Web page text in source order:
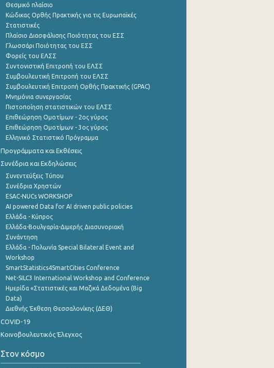
Θεσμικό πλαίσιο
Κώδικας Ορθής Πρακτικής για τις Ευρωπαϊκές
Στατιστικές
Πλαίσιο Διασφάλισης Ποιότητας του ΕΣΣ
Γλωσσάρι Ποιότητας του ΕΣΣ
Φορείς του ΕΛΣΣ
Συντονιστική Επιτροπή του ΕΛΣΣ
Συμβουλευτική Επιτροπή του ΕΛΣΣ
Συμβουλευτική Επιτροπή Ορθής Πρακτικής (GPAC)
Μνημόνια συνεργασίας
Πιστοποίηση στατιστικών του ΕΛΣΣ
Επιθεώρηση Ομοτίμων - 2ος γύρος
Επιθεώρηση Ομοτίμων - 3ος γύρος
Ελληνικό Στατιστικό Πρόγραμμα
Προγράμματα και Εκθέσεις
Συνέδρια και Εκδηλώσεις
Συνεντεύξεις Τύπου
Συνέδρια Χρηστών
ESAC-NUCs WORKSHOP
AI powered Data for AI driven public policies
Ελλάδα - Κύπρος
Ελλάδα-Βουλγαρία-Διμερής Διασυνοριακή
Συνάντηση
Ελλάδα - Πολωνία Special Bilateral Event and
Workshop
SmartStatistics4SmartCities Conference
Net-SILC3 International Workshop and Conference
Ημερίδα «Στατιστικές και Μαζικά Δεδομένα (Big
Data)
Διεθνής Έκθεση Θεσσαλονίκης (ΔΕΘ)
COVID-19
Κοινοβουλευτικός Έλεγχος
Στον κόσμο